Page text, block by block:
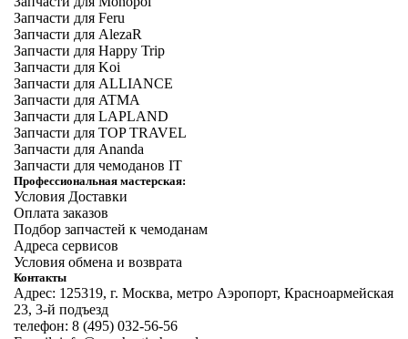
Запчасти для Feru
Запчасти для AlezaR
Запчасти для Happy Trip
Запчасти для Koi
Запчасти для ALLIANCE
Запчасти для ATMA
Запчасти для LAPLAND
Запчасти для TOP TRAVEL
Запчасти для Ananda
Запчасти для чемоданов IT
Профессиональная мастерская:
Условия Доставки
Оплата заказов
Подбор запчастей к чемоданам
Адреса сервисов
Условия обмена и возврата
Контакты
Адрес: 125319, г. Москва, метро Аэропорт, Красноармейская
23, 3-й подъезд
телефон: 8 (495) 032-56-56